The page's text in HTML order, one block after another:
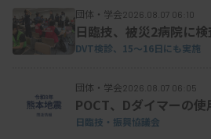
「グルコン酸クロルヘキシジン
対するエピガロカテキンガレー
団体・学会2026.08.07 06:10
日臨技、被災2病院に
DVT検診、15～16日にも実施
団体・学会2026.08.07 06:05
POCT、Dダイマーの
日臨技・振興協議会